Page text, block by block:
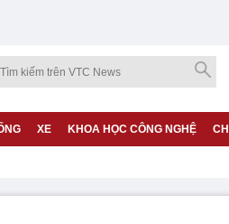
XE KHOA HỌC CÔNG NGHỆ